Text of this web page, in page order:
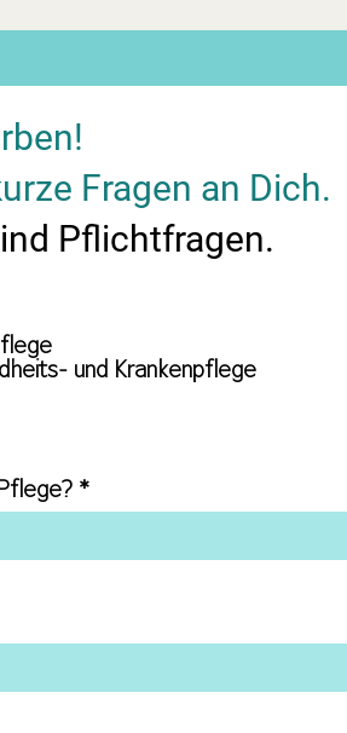
Fragen an Dich.
Pflichtfragen.
und Krankenpflege